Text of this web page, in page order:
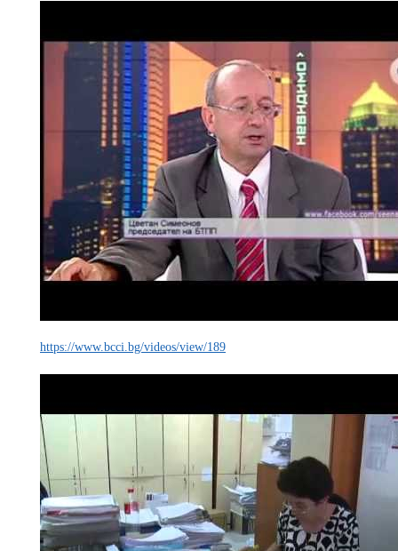
https://www.bcci.bg/videos/view/189